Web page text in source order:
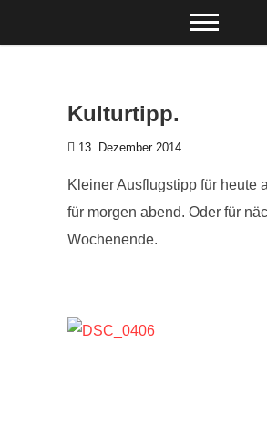
Kulturtipp.
13. Dezember 2014
Kleiner Ausflugstipp für heute
für morgen abend. Oder für
Wochenende.